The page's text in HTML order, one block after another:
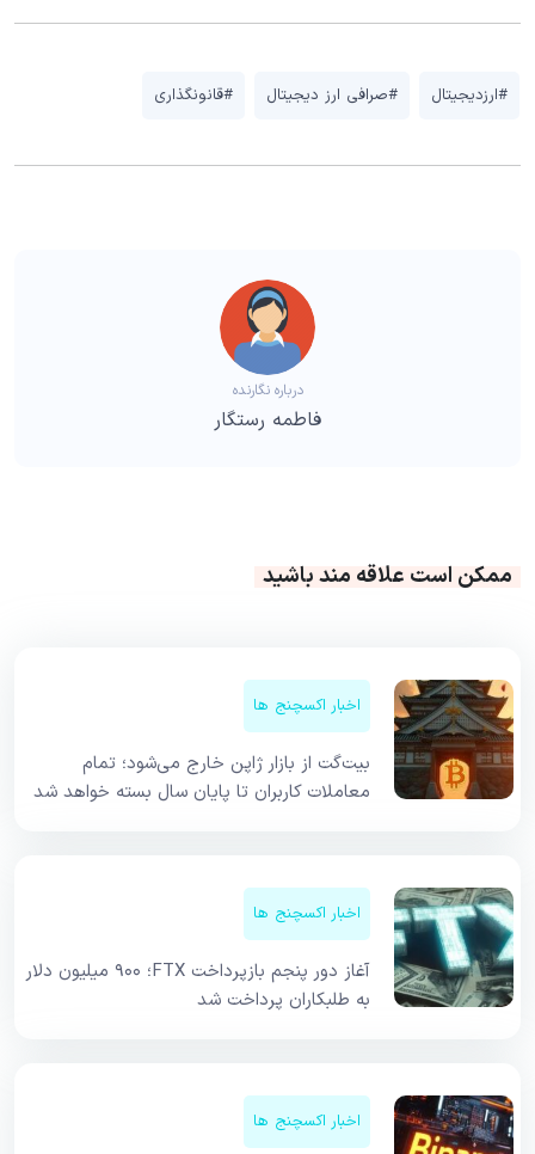
#ارزدیجیتال #صرافی ارز دیجیتال #قانونگذاری
درباره نگارنده
فاطمه رستگار
ممکن است علاقه مند باشید
اخبار اکسچنج ها
بیت‌گت از بازار ژاپن خارج می‌شود؛ تمام
معاملات کاربران تا پایان سال بسته خواهد شد
اخبار اکسچنج ها
آغاز دور پنجم بازپرداخت FTX؛ ۹۰۰ میلیون دلار
به طلبکاران پرداخت شد
اخبار اکسچنج ها